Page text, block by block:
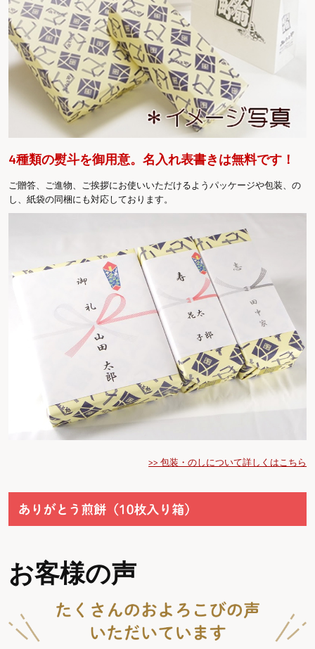
4種類の熨斗を御用意。名入れ表書きは無料です！
ご贈答、ご進物、ご挨拶にお使いいただけるようパッケージや包装、の
し、紙袋の同梱にも対応しております。
>> 包装・のしについて詳しくはこちら
お客様の声